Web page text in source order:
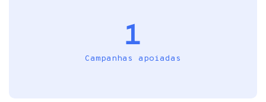
1
Campanhas apoiadas